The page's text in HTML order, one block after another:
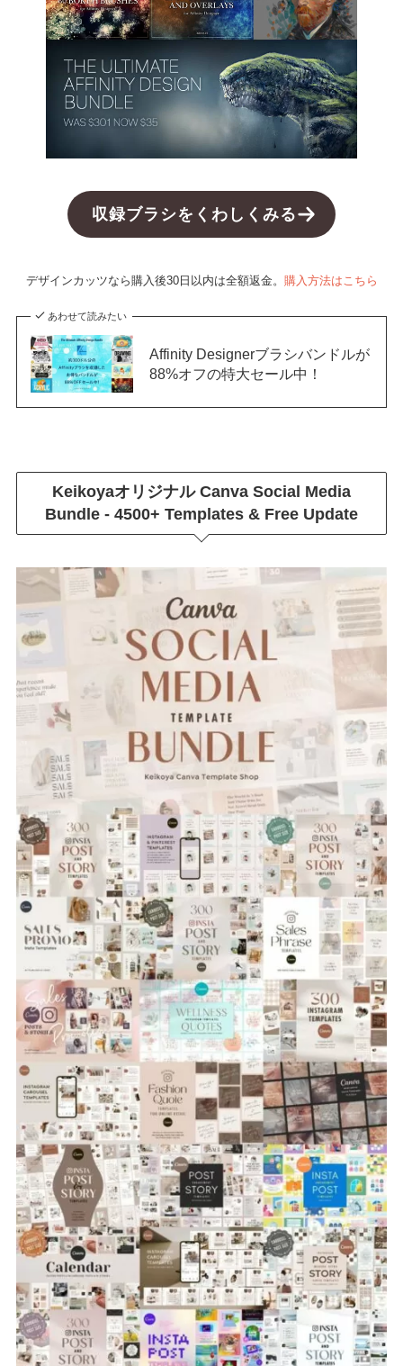
収録ブラシをくわしくみる
デザインカッツなら購入後30日以内は全額返金。 購入方法はこちら
あわせて読みたい
Affinity Designerブラシバンドルが
88%オフの特大セール中！
Keikoyaオリジナル Canva Social Media
Bundle - 4500+ Templates & Free Update